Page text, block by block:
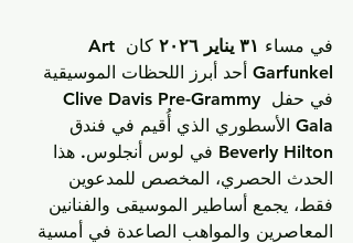
في مساء ٣١ يناير ٢٠٢٦ كان Art
Garfunkel أحد أبرز اللحظات الموسيقية
في حفل Clive Davis Pre-Grammy
Gala الأسطوري الذي أُقيم في فندق
Beverly Hilton في لوس أنجلوس. هذا
الحدث الحصري، المخصص للمدعوين
فقط، يجمع أساطير الموسيقى والفنانين
المعاصرين والمواهب الصاعدة في أمسية